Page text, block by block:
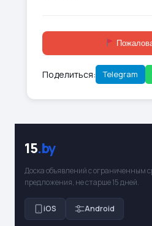
Поделиться: Telegram
15.by
Доска объявлений с ограниченным
предложения, не старше 15 дней.
iOS Android